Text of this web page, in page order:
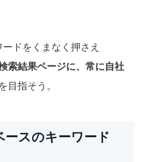
ドをくまなく押さえ
索結果ページに、常に自社
を目指そう。
スのキーワード